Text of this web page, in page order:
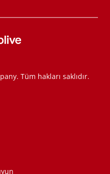
Tüm hakları saklıdır.